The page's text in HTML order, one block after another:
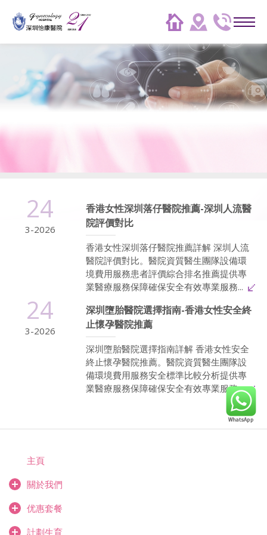
24
3-2026
香港女性深圳落仔醫院推薦-深圳人流醫
院評價對比
香港女性深圳落仔醫院推薦詳解 深圳人流
醫院評價對比。醫院資質醫生團隊設備環
境費用服務患者評價綜合排名推薦提供專
業醫療服務保障確保安全有效專業服務...
24
3-2026
深圳墮胎醫院選擇指南-香港女性安全終
止懷孕醫院推薦
深圳墮胎醫院選擇指南詳解 香港女性安全
終止懷孕醫院推薦。醫院資質醫生團隊設
備環境費用服務安全標準比較分析提供專
業醫療服務保障確保安全有效專業服務...
主頁
關於我們
优惠套餐
計劃生育